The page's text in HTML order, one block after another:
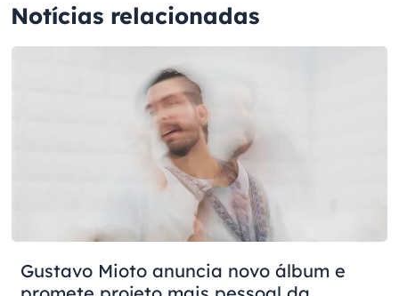
Notícias relacionadas
Gustavo Mioto anuncia novo álbum e